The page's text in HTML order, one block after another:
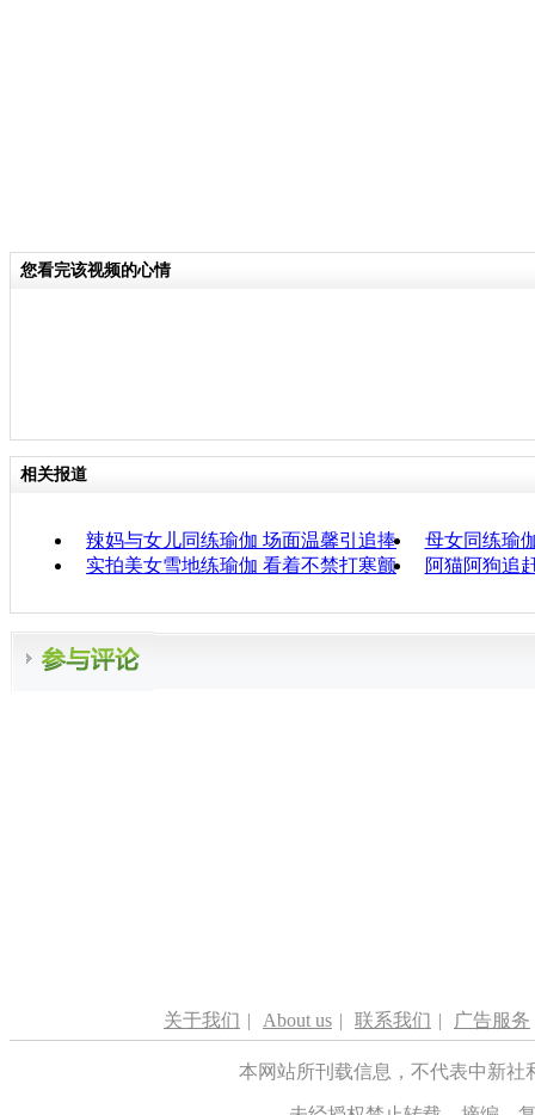
您看完该视频的心情
相关报道
辣妈与女儿同练瑜伽 场面温馨引追捧
母女同练瑜
实拍美女雪地练瑜伽 看着不禁打寒颤
阿猫阿狗追
关于我们 | About us | 联系我们 | 广告服务
本网站所刊载信息，不代表中新